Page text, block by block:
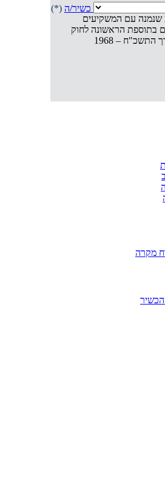
ה שהנני
משקיע/ה כשיר/ה (*)
עם המשקיעים
בתוספת הראשונה לחוק
התשכ"ח – 1968
מקרה